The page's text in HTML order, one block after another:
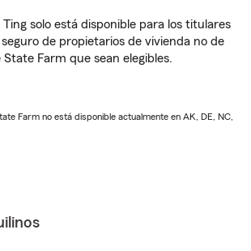
Ting solo está disponible para los titulares
de propietarios de vivienda no de
State Farm que sean elegibles.
Farm no está disponible actualmente en AK, DE, NC,